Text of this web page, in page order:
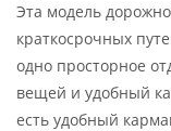
Эта модель
краткосрочных
одно просторное
вещей и удобный
есть удобный